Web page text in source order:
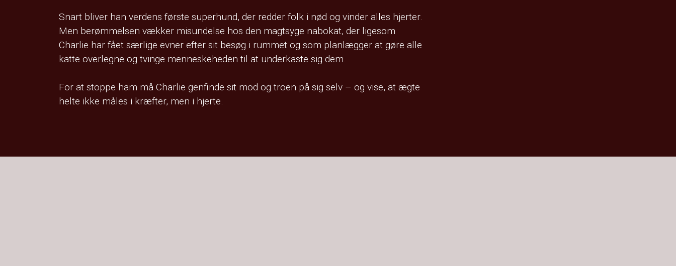
Snart bliver han verdens første superhund, der redder folk i nød og vinder alles hjerter.
Men berømmelsen vækker misundelse hos den magtsyge nabokat, der ligesom
Charlie har fået særlige evner efter sit besøg i rummet og som planlægger at gøre alle
katte overlegne og tvinge menneskeheden til at underkaste sig dem.
For at stoppe ham må Charlie genfinde sit mod og troen på sig selv – og vise, at ægte
helte ikke måles i kræfter, men i hjerte.